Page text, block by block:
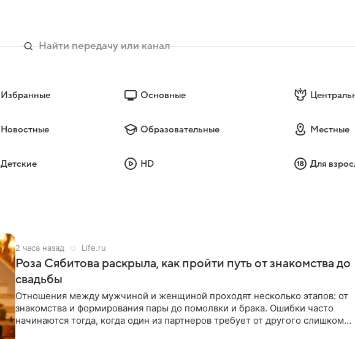
Избранные Основные
Новостные Образовательные Местные
Детские HD Для
2 часа назад Life.ru
Роза Сябитова раскрыла, как пройти путь от знакомства до
свадьбы
Отношения между мужчиной и женщиной проходят несколько этапов: от
знакомства и формирования пары до помолвки и брака. Ошибки часто
начинаются тогда, когда один из партнеров требует от другого слишком